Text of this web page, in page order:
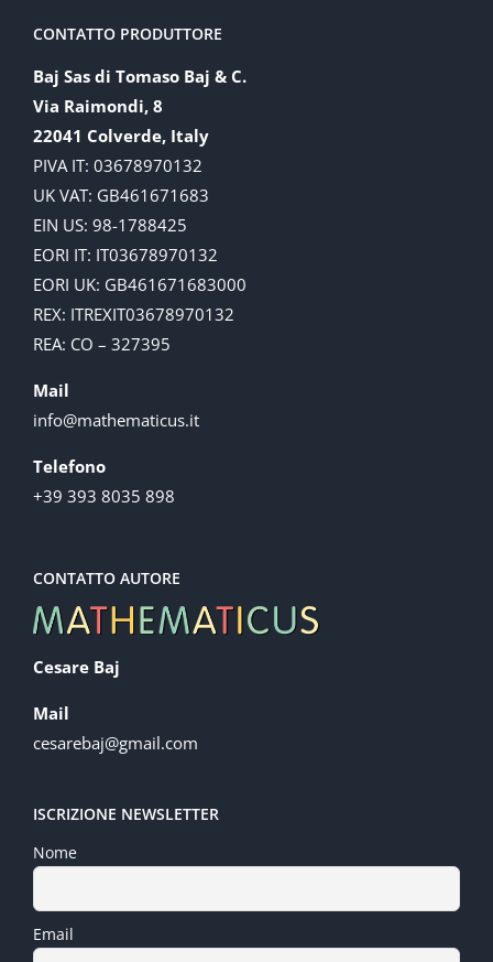
CONTATTO PRODUTTORE
Baj Sas di Tomaso Baj & C.
Via Raimondi, 8
22041 Colverde, Italy
PIVA IT: 03678970132
UK VAT: GB461671683
EIN US: 98-1788425
EORI IT: IT03678970132
EORI UK: GB461671683000
REX: ITREXIT03678970132
REA: CO – 327395
Mail
info@mathematicus.it
Telefono
+39 393 8035 898
CONTATTO AUTORE
Cesare Baj
Mail
cesarebaj@gmail.com
ISCRIZIONE NEWSLETTER
Nome
Email